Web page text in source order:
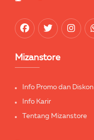
Mizanstore
Info Promo dan Diskon
Info Karir
Tentang Mizanstore